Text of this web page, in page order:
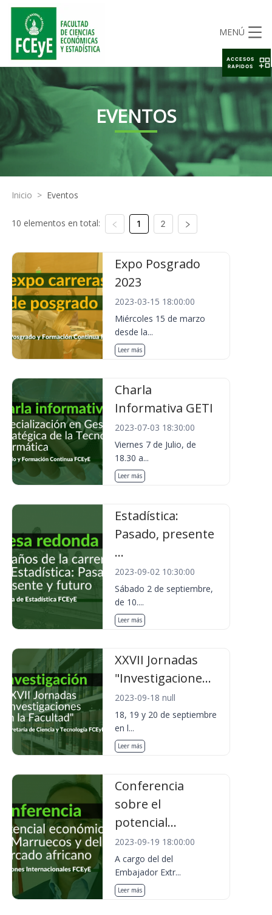
MENÚ
EVENTOS
Inicio > Eventos
10 elementos en total: 1 2
Expo Posgrado
2023
2023-03-15 18:00:00
Miércoles 15 de marzo
desde la...
Leer más
Charla
Informativa GETI
2023-07-03 18:30:00
Viernes 7 de Julio, de
18.30 a...
Leer más
Estadística:
Pasado, presente
...
2023-09-02 10:30:00
Sábado 2 de septiembre,
de 10....
Leer más
XXVII Jornadas
"Investigacione...
2023-09-18 null
18, 19 y 20 de septiembre
en l...
Leer más
Conferencia
sobre el
potencial...
2023-09-19 18:00:00
A cargo del del
Embajador Extr...
Leer más
ACCESOS
RAPIDOS